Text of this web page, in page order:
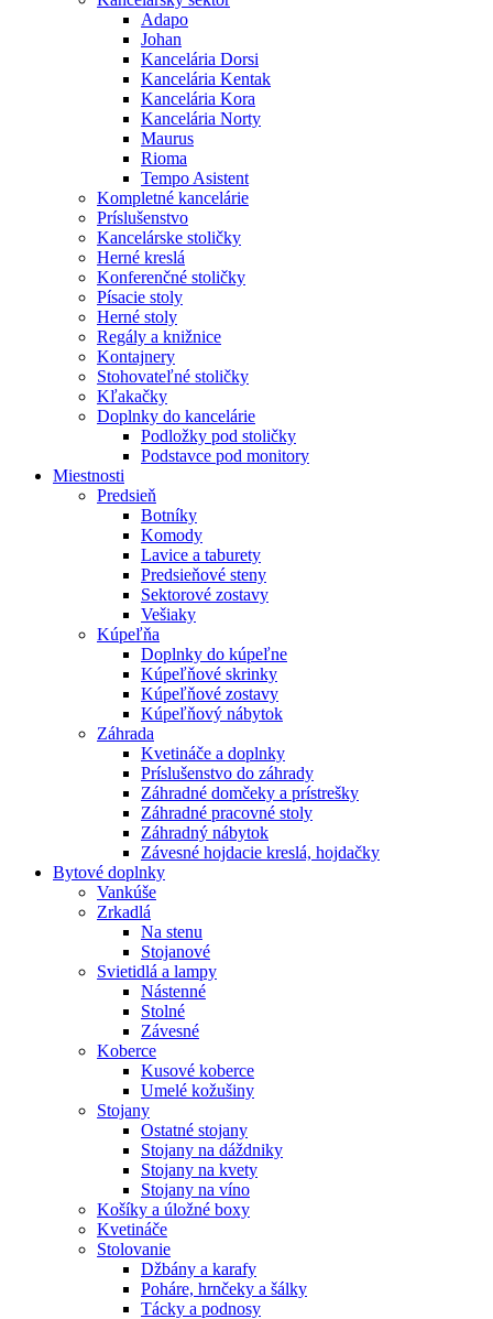
Adapo
Johan
Kancelária Dorsi
Kancelária Kentak
Kancelária Kora
Kancelária Norty
Maurus
Rioma
Tempo Asistent
Kompletné kancelárie
Príslušenstvo
Kancelárske stoličky
Herné kreslá
Konferenčné stoličky
Písacie stoly
Herné stoly
Regály a knižnice
Kontajnery
Stohovateľné stoličky
Kľakačky
Doplnky do kancelárie
Podložky pod stoličky
Podstavce pod monitory
Miestnosti
Predsieň
Botníky
Komody
Lavice a taburety
Predsieňové steny
Sektorové zostavy
Vešiaky
Kúpeľňa
Doplnky do kúpeľne
Kúpeľňové skrinky
Kúpeľňové zostavy
Kúpeľňový nábytok
Záhrada
Kvetináče a doplnky
Príslušenstvo do záhrady
Záhradné domčeky a prístrešky
Záhradné pracovné stoly
Záhradný nábytok
Závesné hojdacie kreslá, hojdačky
Bytové doplnky
Vankúše
Zrkadlá
Na stenu
Stojanové
Svietidlá a lampy
Nástenné
Stolné
Závesné
Koberce
Kusové koberce
Umelé kožušiny
Stojany
Ostatné stojany
Stojany na dáždniky
Stojany na kvety
Stojany na víno
Košíky a úložné boxy
Kvetináče
Stolovanie
Džbány a karafy
Poháre, hrnčeky a šálky
Tácky a podnosy